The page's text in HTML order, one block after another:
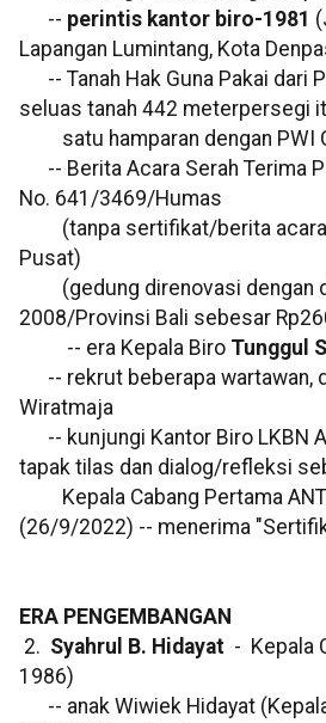
-- perintis kantor biro-1981
Lapangan Lumintang, Kota
-- Tanah Hak Guna Pakai dari
seluas tanah 442 meterpersegi
satu hamparan dengan PWI
-- Berita Acara Serah Terima
No. 641/3469/Humas
(tanpa sertifikat/berita acara
Pusat)
(gedung direnovasi dengan
2008/Provinsi Bali sebesar
-- era Kepala Biro Tunggul
-- rekrut beberapa wartawan,
Wiratmaja
-- kunjungi Kantor Biro LKBN
tapak tilas dan dialog/refleksi
Kepala Cabang Pertama
(26/9/2022) -- menerima
ERA PENGEMBANGAN
2. Syahrul B. Hidayat - Kepala
1986)
-- anak Wiwiek Hidayat